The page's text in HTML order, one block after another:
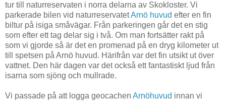
tur till naturreservaten i norra delarna av Skokloster. Vi
parkerade bilen vid naturreservatetArnö huvud efter en fin
biltur på isiga småvägar. Från parkeringen går det en stig
som efter ett tag delar sig i två. Om man fortsätter rakt på
som vi gjorde så är det en promenad på en dryg kilometer ut
till spetsen på Arnö huvud. Härifrån var det fin utsikt ut över
vattnet. Den här dagen var det också ett fantastiskt ljud från
isarna som sjöng och mullrade.
Vi passade på att logga geocachen Arnöhuvud innan vi